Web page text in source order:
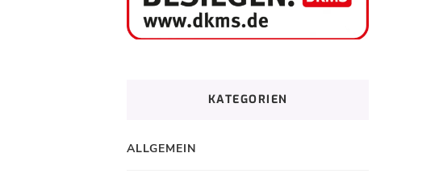
KATEGORIEN
ALLGEMEIN